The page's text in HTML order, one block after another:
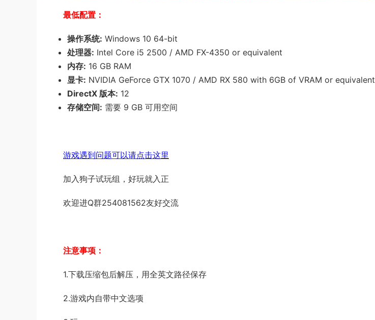
最低配置：
操作系统: Windows 10 64-bit
处理器: Intel Core i5 2500 / AMD FX-4350 or equivalent
内存: 16 GB RAM
显卡: NVIDIA GeForce GTX 1070 / AMD RX 580 with 6GB of VRAM or equivalent
DirectX 版本: 12
存储空间: 需要 9 GB 可用空间
游戏遇到问题可以请点击这里
加入狗子试玩组，好玩就入正
欢迎进Q群254081562友好交流
注意事项：
1.下载压缩包后解压，用全英文路径保存
2.游戏内自带中文选项